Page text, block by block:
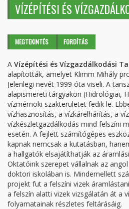
VÍZÉPÍTÉSI ÉS
Elsődleges fülek
MEGTEKINTÉS (AKTÍVFORDÍTÁS
A Vízépítési és Vízgazdálkodási
alapították, amelyet Klimm Mihály
Jelenlegi nevét 1999 óta viseli. A
alapismereti tárgyakon (Hidrológiai,
vízmérnöki szakterületet fedik le.
vízhasznosítás, a vízkárelhárítás, a
vízkészletgazdálkodás mind felszíni
esetén. A fejlett számítógépes
kapnak nemcsak a kutatásban,
a hallgatók elsajátíthatják az
Oktatóink szerepet vállalnak az
doktori iskolában is. Mindemellett
projekt fut a felszíni vizek
a felszín alatti vizek vizsgálatán át a
folyamatainak részletes feltárásáig.